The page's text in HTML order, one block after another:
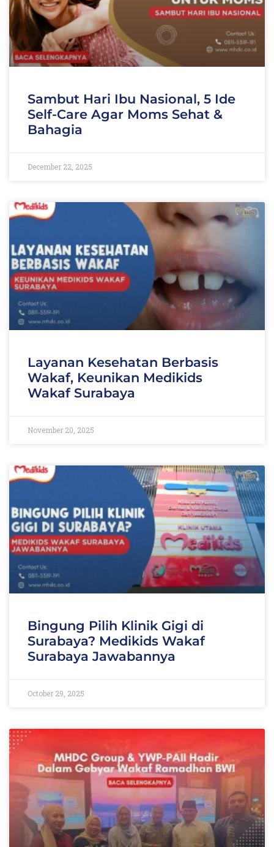
Sambut Hari Ibu Nasional, 5 Ide
Self-Care Agar Moms Sehat &
Bahagia
December 22, 2025
Layanan Kesehatan Berbasis
Wakaf, Keunikan Medikids
Wakaf Surabaya
November 20, 2025
Bingung Pilih Klinik Gigi di
Surabaya? Medikids Wakaf
Surabaya Jawabannya
October 29, 2025